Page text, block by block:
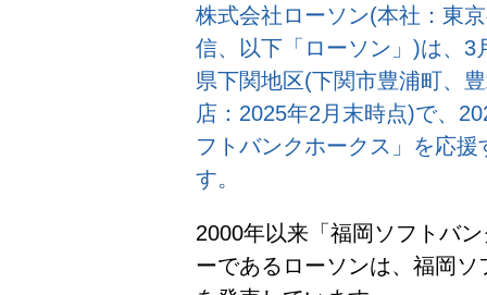
株式会社ローソン(本社：東
信、以下「ローソン」)は、3
県下関地区(下関市豊浦町、
店：2025年2月末時点)で、
フトバンクホークス」を応
す。
2000年以来「福岡ソフトバ
ーであるローソンは、福岡